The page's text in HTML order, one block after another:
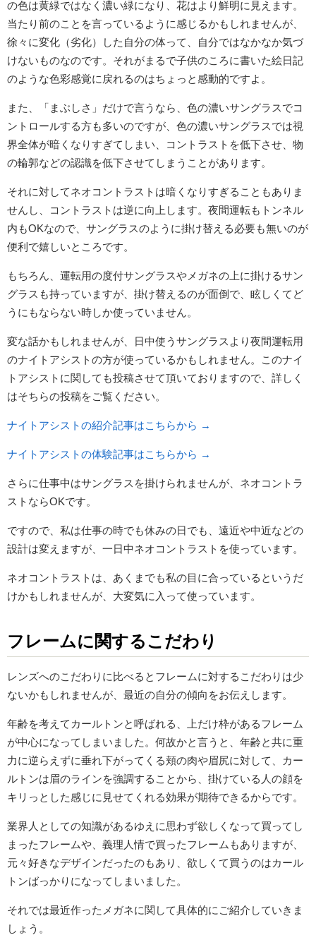
の色は黄緑ではなく濃い緑になり、花はより鮮明に見えます。
当たり前のことを言っているように感じるかもしれませんが、
徐々に変化（劣化）した自分の体って、自分ではなかなか気づ
けないものなのです。それがまるで子供のころに書いた絵日記
のような色彩感覚に戻れるのはちょっと感動的ですよ。
また、「まぶしさ」だけで言うなら、色の濃いサングラスでコ
ントロールする方も多いのですが、色の濃いサングラスでは視
界全体が暗くなりすぎてしまい、コントラストを低下させ、物
の輪郭などの認識を低下させてしまうことがあります。
それに対してネオコントラストは暗くなりすぎることもありま
せんし、コントラストは逆に向上します。夜間運転もトンネル
内もOKなので、サングラスのように掛け替える必要も無いのが
便利で嬉しいところです。
もちろん、運転用の度付サングラスやメガネの上に掛けるサン
グラスも持っていますが、掛け替えるのが面倒で、眩しくてど
うにもならない時しか使っていません。
変な話かもしれませんが、日中使うサングラスより夜間運転用
のナイトアシストの方が使っているかもしれません。このナイ
トアシストに関しても投稿させて頂いておりますので、詳しく
はそちらの投稿をご覧ください。
ナイトアシストの紹介記事はこちらから →
ナイトアシストの体験記事はこちらから →
さらに仕事中はサングラスを掛けられませんが、ネオコントラ
ストならOKです。
ですので、私は仕事の時でも休みの日でも、遠近や中近などの
設計は変えますが、一日中ネオコントラストを使っています。
ネオコントラストは、あくまでも私の目に合っているというだ
けかもしれませんが、大変気に入って使っています。
フレームに関するこだわり
レンズへのこだわりに比べるとフレームに対するこだわりは少
ないかもしれませんが、最近の自分の傾向をお伝えします。
年齢を考えてカールトンと呼ばれる、上だけ枠があるフレーム
が中心になってしまいました。何故かと言うと、年齢と共に重
力に逆らえずに垂れ下がってくる頬の肉や眉尻に対して、カー
ルトンは眉のラインを強調することから、掛けている人の顔を
キリっとした感じに見せてくれる効果が期待できるからです。
業界人としての知識があるゆえに思わず欲しくなって買ってし
まったフレームや、義理人情で買ったフレームもありますが、
元々好きなデザインだったのもあり、欲しくて買うのはカール
トンばっかりになってしまいました。
それでは最近作ったメガネに関して具体的にご紹介していきま
しょう。